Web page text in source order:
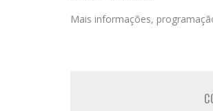
Mais informações,